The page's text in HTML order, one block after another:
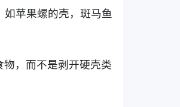
苹果螺的壳，斑马鱼
，而不是剥开硬壳类